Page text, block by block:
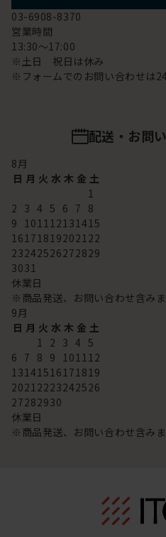
03-6908-8370
営業時間
13:30～17:00
※土日 祝日は休み
※フォームでのお問い合わせは
配送・お問
8月
日 月 火 水 木 金 土
1
2 3 4 5 6 7 8
9 101112131415
16171819202122
23242526272829
3031
休業日
※商品発送、お問い合わせ含みま
9月
日 月 火 水 木 金 土
1 2 3 4 5
6 7 8 9 101112
13141516171819
20212223242526
27282930
休業日
※商品発送、お問い合わせ含みま